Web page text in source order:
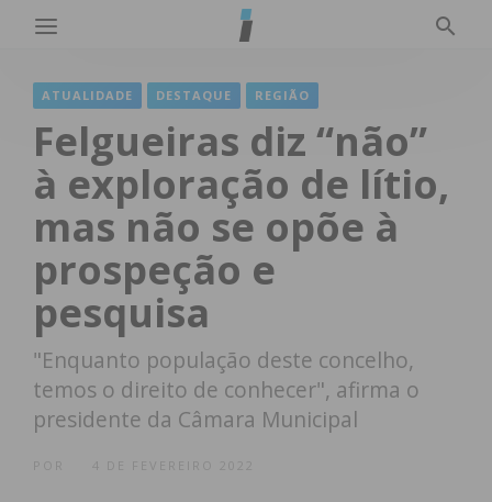
ATUALIDADE DESTAQUE REGIÃO
Felgueiras diz “não”
à exploração de lítio,
mas não se opõe à
prospeção e
pesquisa
"Enquanto população deste concelho,
temos o direito de conhecer", afirma o
presidente da Câmara Municipal
4 DE FEVEREIRO 2022